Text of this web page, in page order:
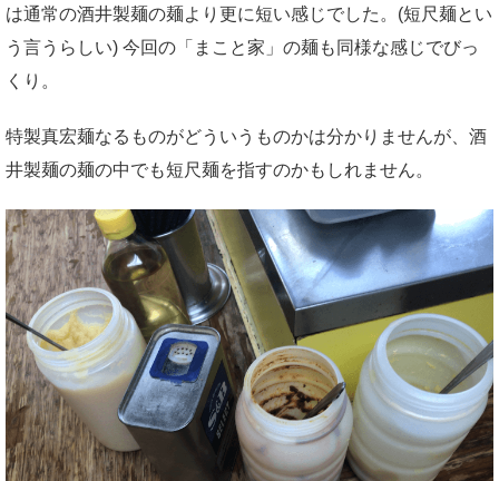
は通常の酒井製麺の麺より更に短い感じでした。(短尺麺とい
う言うらしい) 今回の「まこと家」の麺も同様な感じでびっ
くり。
特製真宏麺なるものがどういうものかは分かりませんが、酒
井製麺の麺の中でも短尺麺を指すのかもしれません。